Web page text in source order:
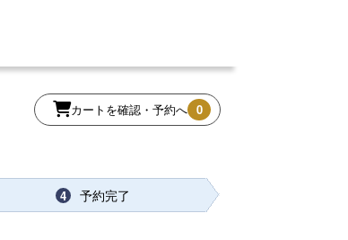
カートを確認・予約へ 0
4 予約完了